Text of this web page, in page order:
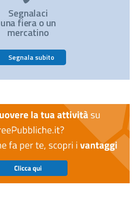
Segnalaci
una fiera o un
mercatino
Segnala subito